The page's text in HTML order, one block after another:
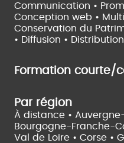
Communication •
Conception web •
Conservation du
• Diffusion •
Formation courte/
Par région
À distance •
Bourgogne-Franche-
Val de Loire • Corse •